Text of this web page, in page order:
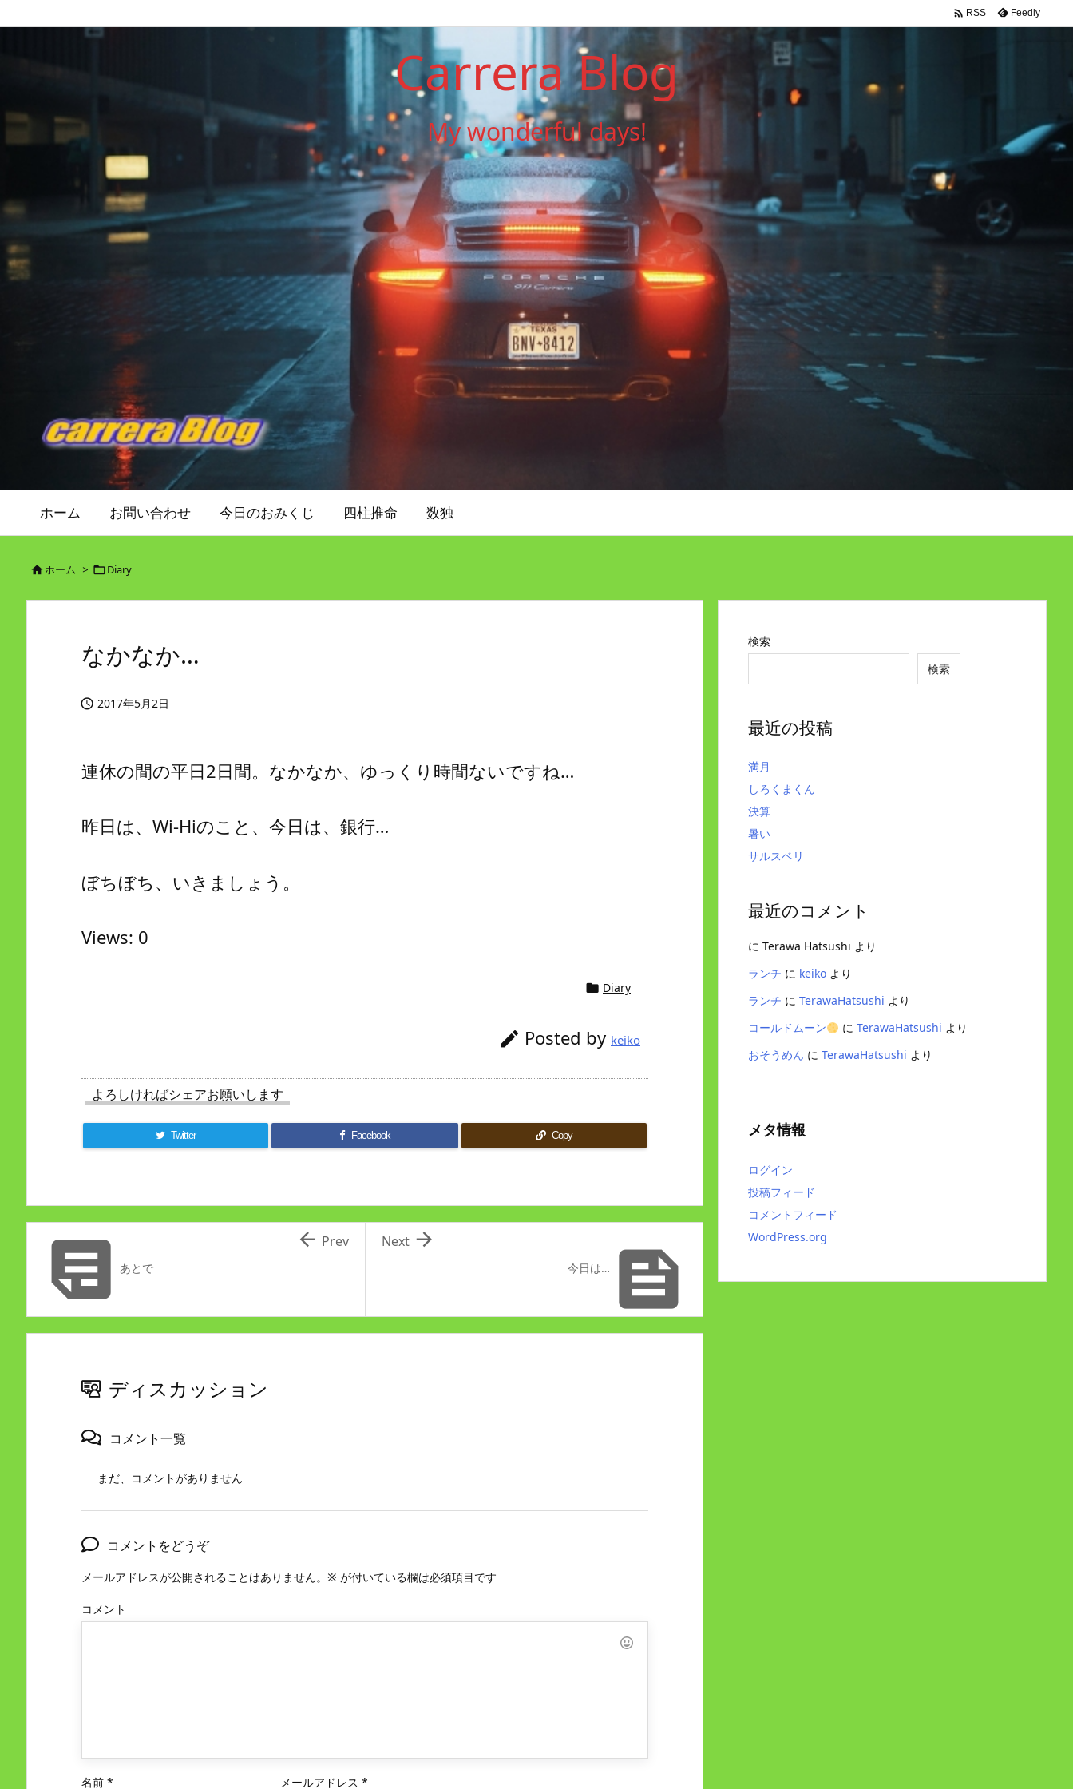
Carrera Blog
My wonderful days!
ホーム お問い合わせ 今日のおみくじ 四柱推命 数独
 RSS Feedly
 ホーム > Diary
なかなか…
 2017年5月2日
連休の間の平日2日間。なかなか、ゆっくり時間ないですね…
昨日は、Wi-Hiのこと、今日は、銀行…
ぼちぼち、いきましょう。
Views: 0
 Diary
 Posted by keiko
よろしければシェアお願いします
Twitter Facebook Copy

今日は…

Next
あとで
 Prev
ディスカッション
コメント一覧
まだ、コメントがありません
コメントをどうぞ
メールアドレスが公開されることはありません。 ※ が付いている欄は必須項目です
コメント
名前 * メールアドレス *
検索
検索
最近の投稿
満月
しろくまくん
決算
暑い
サルスベリ
最近のコメント
に Terawa Hatsushi より
ランチ に keiko より
ランチ に TerawaHatsushi より
コールドムーン
に TerawaHatsushi より
おそうめん に TerawaHatsushi より
メタ情報
ログイン
投稿フィード
コメントフィード
WordPress.org